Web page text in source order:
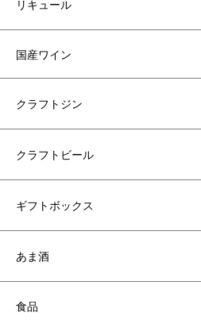
リキュール
国産ワイン
クラフトジン
クラフトビール
ギフトボックス
あま酒
食品